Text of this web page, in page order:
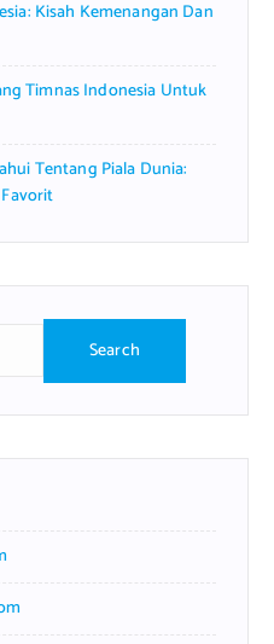
Kisah Kemenangan Dan
Timnas Indonesia Untuk
Tentang Piala Dunia: